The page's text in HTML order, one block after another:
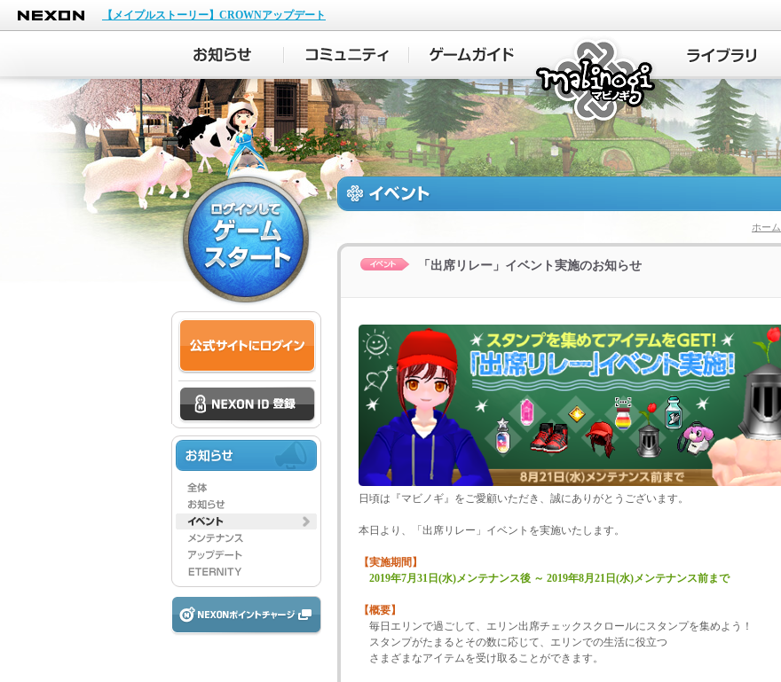
NEXON
【メイプルストーリー】CROWNアップデート
マビノギ
ホーム
「出席リレー」イベント実施のお知らせ
日頃は『マビノギ』をご愛顧いただき、誠にありがとうございます。
本日より、「出席リレー」イベントを実施いたします。
【実施期間】
2019年7月31日(水)メンテナンス後 ～ 2019年8月21日(水)メンテナンス前まで
【概要】
毎日エリンで過ごして、エリン出席チェックスクロールにスタンプを集めよう！
スタンプがたまるとその数に応じて、エリンでの生活に役立つ
さまざまなアイテムを受け取ることができます。